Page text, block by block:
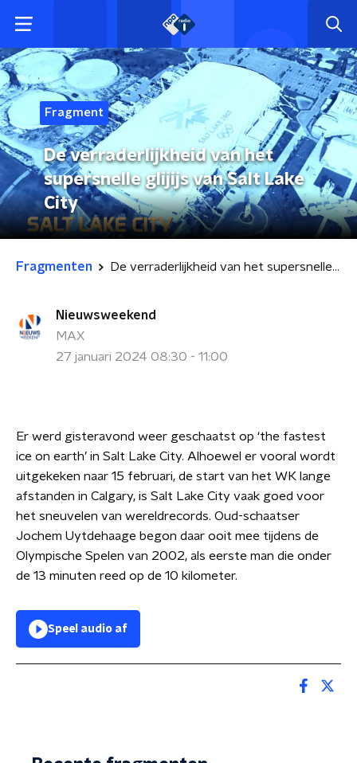
Fragment
De verraderlijkheid van het
supersnelle glijijs van Salt Lake
City
Fragmenten De verraderlijkheid van het supersnelle glijijs van Salt Lake City
Nieuwsweekend
MAX
27 januari 2024 08:30 - 11:00
Er werd gisteravond weer geschaatst op ‘the fastest
ice on earth’ in Salt Lake City. Alhoewel er vooral wordt
uitgekeken naar 15 februari, de start van het WK lange
afstanden in Calgary, is Salt Lake City vaak goed voor
het sneuvelen van wereldrecords. Oud-schaatser
Jochem Uytdehaage begon daar ooit mee tijdens de
Olympische Spelen van 2002, als eerste man die onder
de 13 minuten reed op de 10 kilometer.
Speel audio af